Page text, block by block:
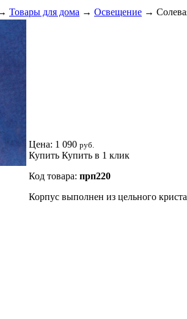
Товары для дома → Освещение →
Цена: 1 090 руб.
Купить Купить в 1 клик
Код товара: прп220
Корпус выполнен из цельного